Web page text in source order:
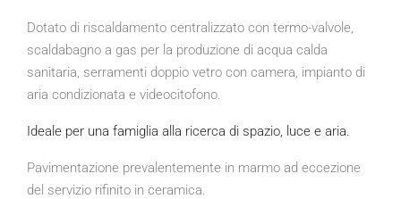
Dotato di riscaldamento centralizzato con termo-valvole,
scaldabagno a gas per la produzione di acqua calda
sanitaria, serramenti doppio vetro con camera, impianto di
aria condizionata e videocitofono.
Ideale per una famiglia alla ricerca di spazio, luce e aria.
Pavimentazione prevalentemente in marmo ad eccezione
del servizio rifinito in ceramica.